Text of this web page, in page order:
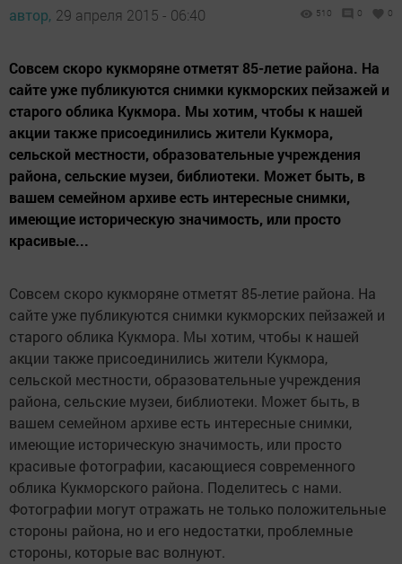
автор, 29 апреля 2015 - 06:40 510 0 0
Совсем скоро кукморяне отметят 85-летие района. На
сайте уже публикуются снимки кукморских пейзажей и
старого облика Кукмора. Мы хотим, чтобы к нашей
акции также присоединились жители Кукмора,
сельской местности, образовательные учреждения
района, сельские музеи, библиотеки. Может быть, в
вашем семейном архиве есть интересные снимки,
имеющие историческую значимость, или просто
красивые...
Совсем скоро кукморяне отметят 85-летие района. На
сайте уже публикуются снимки кукморских пейзажей и
старого облика Кукмора. Мы хотим, чтобы к нашей
акции также присоединились жители Кукмора,
сельской местности, образовательные учреждения
района, сельские музеи, библиотеки. Может быть, в
вашем семейном архиве есть интересные снимки,
имеющие историческую значимость, или просто
красивые фотографии, касающиеся современного
облика Кукморского района. Поделитесь с нами.
Фотографии могут отражать не только положительные
стороны района, но и его недостатки, проблемные
стороны, которые вас волнуют.